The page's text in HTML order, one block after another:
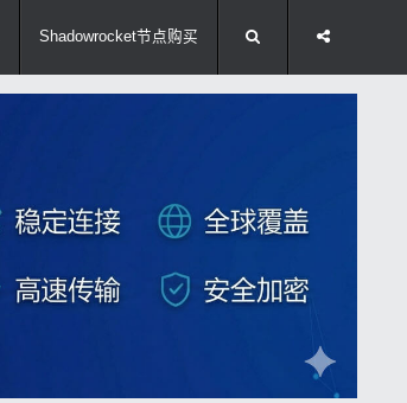
Shadowrocket节点购买